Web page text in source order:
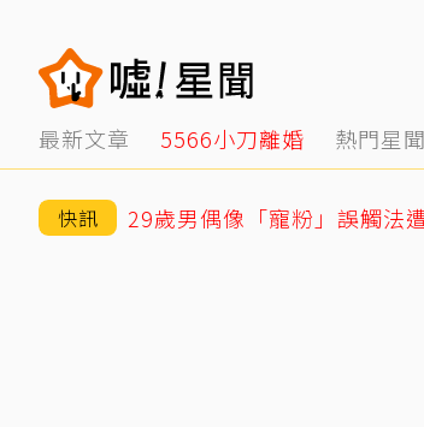
最新文章 5566小刀離婚 熱門星聞
快訊 29歲男偶像「寵粉」誤觸法